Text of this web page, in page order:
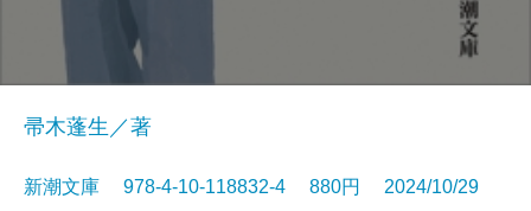
帚木蓬生／著
新潮文庫 978-4-10-118832-4 880円 2024/10/29